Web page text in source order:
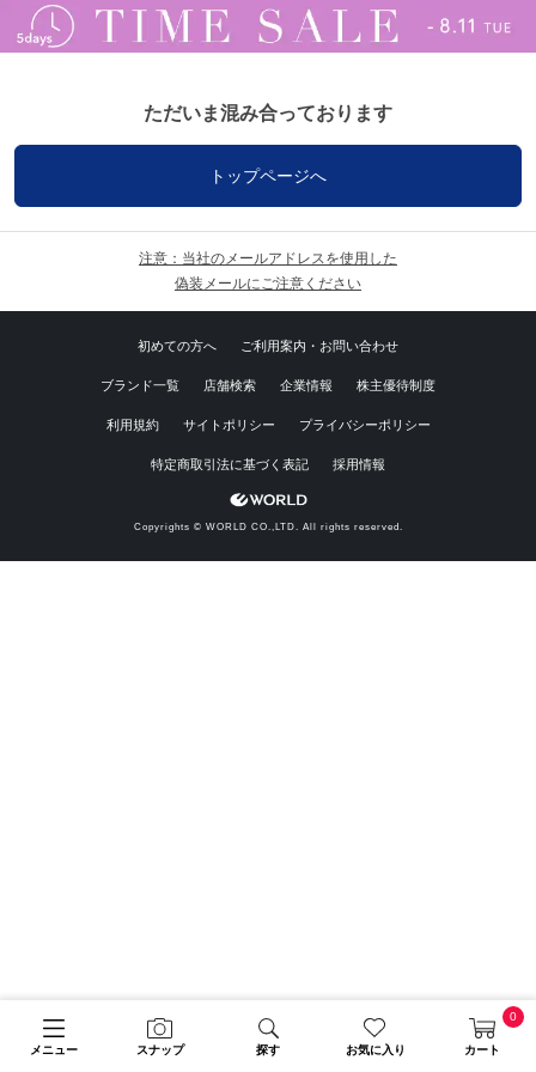
メニュー スナップ 探す お気に入り カート
0
ただいま混み合っております
トップページへ
注意：当社のメールアドレスを使用した
偽装メールにご注意ください
初めての方へ ご利用案内・お問い合わせ
ブランド一覧 店舗検索 企業情報 株主優待制度
利用規約 サイトポリシー プライバシーポリシー
特定商取引法に基づく表記 採用情報
Copyrights © WORLD CO.,LTD. All rights reserved.